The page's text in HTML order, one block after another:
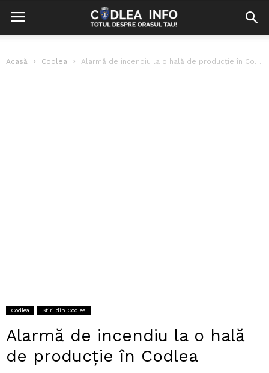
Acasă Codlea Alarmă de incendiu la o hală de producţie în Codlea
Codlea Stiri din Codlea
Alarmă de incendiu la o hală
de producţie în Codlea